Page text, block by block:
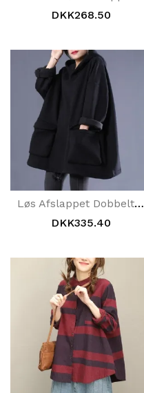
DKK268.50
Løs Afslappet Dobbeltlomme Hættetrøje
DKK335.40